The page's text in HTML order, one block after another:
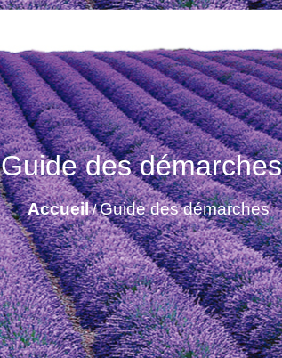
Guide des démarches
Accueil/Guide des démarches